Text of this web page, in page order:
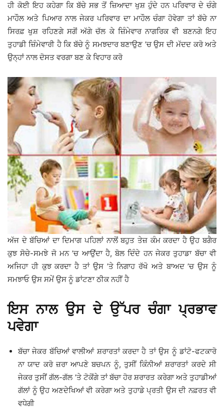
ਹੀ ਕੋਈ ਇਹ ਕਹੇਗਾ ਕਿ ਬੱਚੇ ਸਭ ਤੋਂ ਜ਼ਿਆਦਾ ਖੁਸ਼ ਹੁੰਦੇ ਹਨ ਪਰਿਵਾਰ ਦੇ ਚੰਗੇ
ਮਾਹੌਲ ਅਤੇ ਪਿਆਰ ਨਾਲ ਜੇਕਰ ਪਰਿਵਾਰ ਦਾ ਮਾਹੌਲ ਚੰਗਾ ਹੋਵੇਗਾ ਤਾਂ ਬੱਚੇ ਨਾ
ਸਿਰਫ਼ ਖੁਸ਼ ਰਹਿਣਗੇ ਸਗੋਂ ਅੱਗੇ ਚੱਲ ਕੇ ਜ਼ਿੰਮੇਵਾਰ ਨਾਗਰਿਕ ਵੀ ਬਣਨਗੇ ਇਹ
ਤੁਹਾਡੀ ਜ਼ਿੰਮੇਵਾਰੀ ਹੈ ਕਿ ਬੱਚੇ ਨੂੰ ਸਮਝਦਾਰ ਬਣਾਉਣ ’ਚ ਉਸ ਦੀ ਮੱਦਦ ਕਰੋ ਅਤੇ
ਉਨ੍ਹਾਂ ਨਾਲ ਦੋਸਤ ਵਰਗਾ ਬਣ ਕੇ ਵਿਹਾਰ ਕਰੋ
ਅੱਜ ਦੇ ਬੱਚਿਆਂ ਦਾ ਦਿਮਾਗ ਪਹਿਲਾਂ ਨਾਲੋਂ ਬਹੁਤ ਤੇਜ਼ ਕੰਮ ਕਰਦਾ ਹੈ ਉਹ ਬਗੈਰ
ਕੁਝ ਸੋਚੇ-ਸਮਝੇ ਜੋ ਮਨ ’ਚ ਆਉਂਦਾ ਹੈ, ਬੋਲ ਦਿੰਦੇ ਹਨ ਜੇਕਰ ਤੁਹਾਡਾ ਬੱਚਾ ਵੀ
ਅਜਿਹਾ ਹੀ ਕੁਝ ਕਰਦਾ ਹੈ ਤਾਂ ਉਸ ’ਤੇ ਨਿਗਾਹ ਰੱਖੋ ਅਤੇ ਬਾਅਦ ’ਚ ਉਸ ਨੂੰ
ਸਮਝਾਓ ਉਸ ਸਮੇਂ ਉਸ ਨੂੰ ਡਾਂਟਣਾ ਠੀਕ ਨਹੀਂ ਹੈ
ਇਸ ਨਾਲ ਉਸ ਦੇ ਉੱਪਰ ਚੰਗਾ ਪ੍ਰਭਾਵ
ਪਵੇਗਾ
ਬੱਚਾ ਜੇਕਰ ਬੱਚਿਆਂ ਵਾਲੀਆਂ ਸ਼ਰਾਰਤਾਂ ਕਰਦਾ ਹੈ ਤਾਂ ਉਸ ਨੂੰ ਡਾਂਟੋ-ਫਟਕਾਰੋ
ਨਾ ਯਾਦ ਕਰੋ ਜ਼ਰਾ ਆਪਣੇ ਬਚਪਨ ਨੂੰ, ਤੁਸੀਂ ਕਿੰਨੀਆਂ ਸ਼ਰਾਰਤਾਂ ਕਰਦੇ ਸੀ
ਜੇਕਰ ਤੁਸੀਂ ਗੱਲ-ਗੱਲ ’ਤੇ ਟੋਕੋਂਗੇ ਤਾਂ ਬੱਚਾ ਹੋਰ ਸ਼ਰਾਰਤ ਕਰੇਗਾ ਅਤੇ ਤੁਹਾਡੀਆਂ
ਗੱਲਾਂ ਨੂੰ ਉਹ ਅਣਦੇਖਿਆਂ ਵੀ ਕਰੇਗਾ ਅਤੇ ਤੁਹਾਡੇ ਪ੍ਰਤੀ ਉਸ ਦੀ ਨਫ਼ਰਤ ਵੀ
ਵਧੇਗੀ